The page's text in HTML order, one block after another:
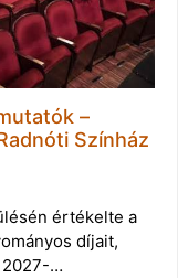
–
Színház
értékelte a
díjait,
…